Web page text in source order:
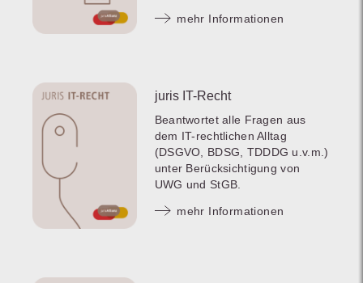
mehr Informationen
juris IT-Recht
Beantwortet alle Fragen aus
dem IT-rechtlichen Alltag
(DSGVO, BDSG, TDDDG u.v.m.)
unter Berücksichtigung von
UWG und StGB.
mehr Informationen